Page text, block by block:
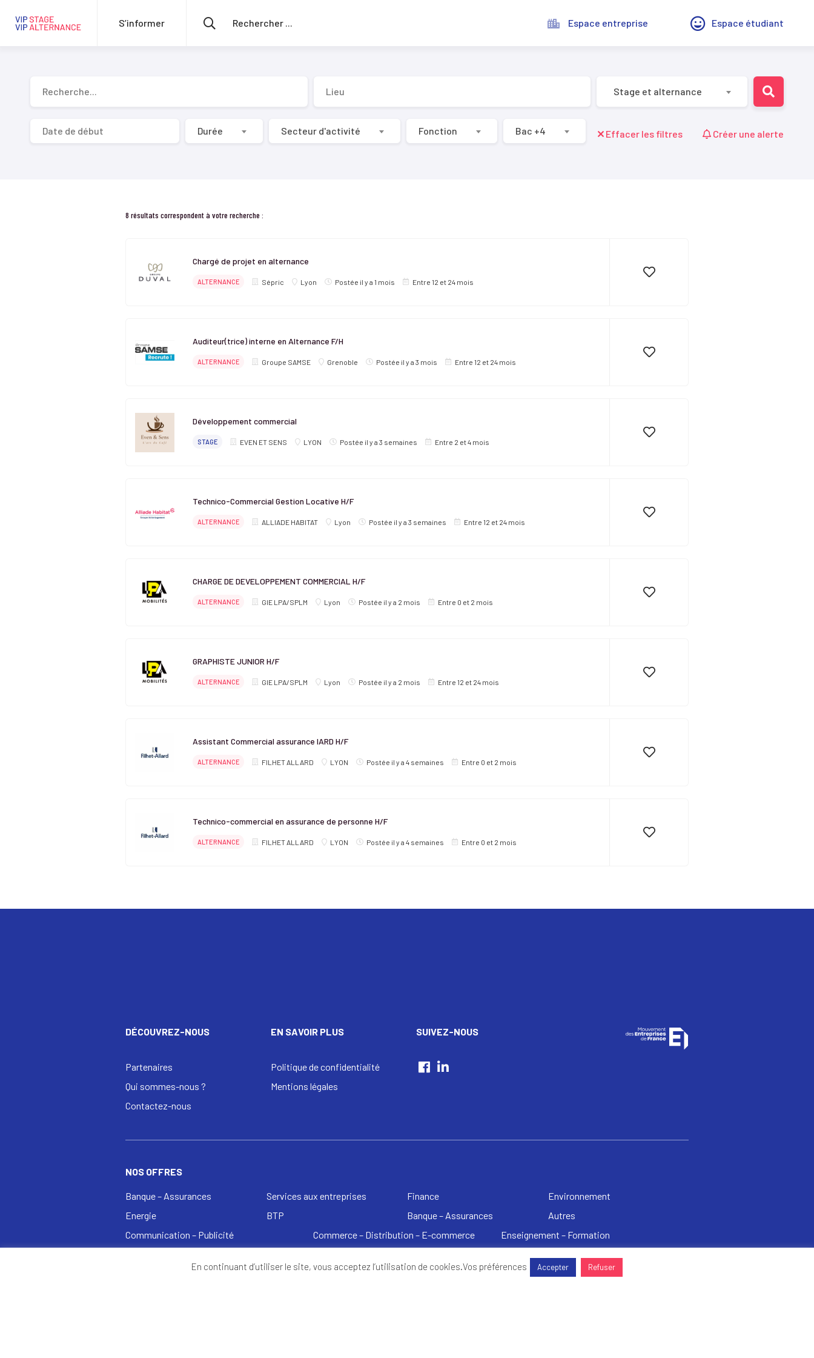
S’informer Espace entreprise Espace étudiant
Stage et alternance
Durée Secteur d'activité Fonction Bac +4 Effacer les filtres Créer une alerte
8 résultats correspondent à votre recherche :
Chargé de projet en alternance
ALTERNANCE Sépric Lyon Postée il y a 1 mois Entre 12 et 24 mois
Auditeur(trice) interne en Alternance F/H
ALTERNANCE Groupe SAMSE Grenoble Postée il y a 3 mois Entre 12 et 24 mois
Développement commercial
STAGE EVEN ET SENS LYON Postée il y a 3 semaines Entre 2 et 4 mois
Technico-Commercial Gestion Locative H/F
ALTERNANCE ALLIADE HABITAT Lyon Postée il y a 3 semaines Entre 12 et 24 mois
CHARGE DE DEVELOPPEMENT COMMERCIAL H/F
ALTERNANCE GIE LPA/SPLM Lyon Postée il y a 2 mois Entre 0 et 2 mois
GRAPHISTE JUNIOR H/F
ALTERNANCE GIE LPA/SPLM Lyon Postée il y a 2 mois Entre 12 et 24 mois
Assistant Commercial assurance IARD H/F
ALTERNANCE FILHET ALLARD LYON Postée il y a 4 semaines Entre 0 et 2 mois
Technico-commercial en assurance de personne H/F
ALTERNANCE FILHET ALLARD LYON Postée il y a 4 semaines Entre 0 et 2 mois
DÉCOUVREZ-NOUS
Partenaires
Qui sommes-nous ?
Contactez-nous
EN SAVOIR PLUS
Politique de confidentialité
Mentions légales
SUIVEZ-NOUS
NOS OFFRES
Banque – Assurances Services aux entreprises Finance
Environnement
Energie
BTP Banque – Assurances
Autres
Communication – Publicité
Commerce – Distribution – E-commerce Enseignement – Formation
En continuant d’utiliser le site, vous acceptez l’utilisation de cookies.Vos préférences Accepter Refuser